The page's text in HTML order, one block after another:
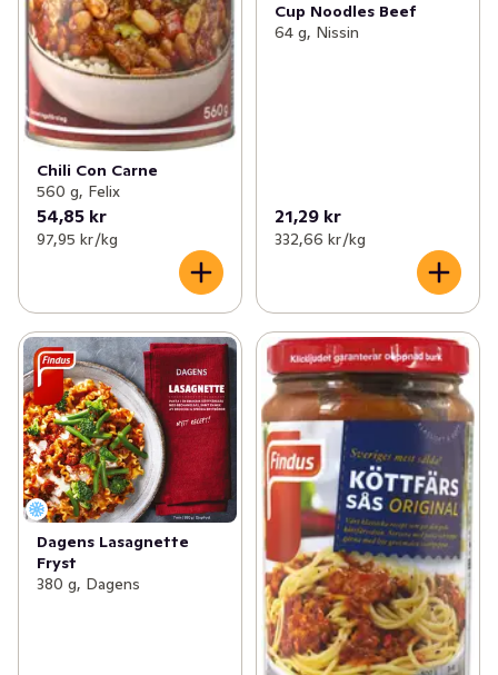
Chili Con Carne
560 g, Felix
54,85 kr
97,95 kr /kg
Cup Noodles Beef
64 g, Nissin
21,29 kr
332,66 kr /kg
Dagens Lasagnette
Fryst
380 g, Dagens